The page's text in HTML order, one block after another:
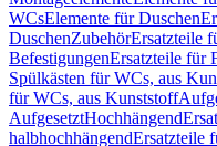
WCsElemente für Duschen
DuschenZubehörErsatzteile
BefestigungenErsatzteile für
Spülkästen für WCs, aus
für WCs, aus Kunststoff
AufgesetztHochhängend
halbhochhängendErsatzteile